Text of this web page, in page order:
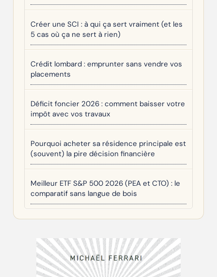
Créer une SCI : à qui ça sert vraiment (et les
5 cas où ça ne sert à rien)
Crédit lombard : emprunter sans vendre vos
placements
Déficit foncier 2026 : comment baisser votre
impôt avec vos travaux
Pourquoi acheter sa résidence principale est
(souvent) la pire décision financière
Meilleur ETF S&P 500 2026 (PEA et CTO) : le
comparatif sans langue de bois